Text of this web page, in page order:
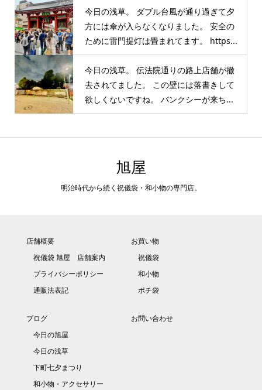
今日の浅草。 ダブル台風が通り過ぎて夕
方には傘が入らなくなりました。 安全の
ために雷門提灯は畳まれてます。 https...
今日の浅草。 伝法院通りの路上店舗が撤
去されてました。 この壁には落書きして
欲しくないですね。 バンクシーが来ち...
旭屋
明治時代から続く祝儀袋・和小物の専門店。
店舗概要
祝儀袋 旭屋 店舗案内
プライバシーポリシー
通販法表記
お買い物
祝儀袋
和小物
ポチ袋
ブログ
今日の旭屋
今日の浅草
下町七夕まつり
和小物・アクセサリー
お問い合わせ